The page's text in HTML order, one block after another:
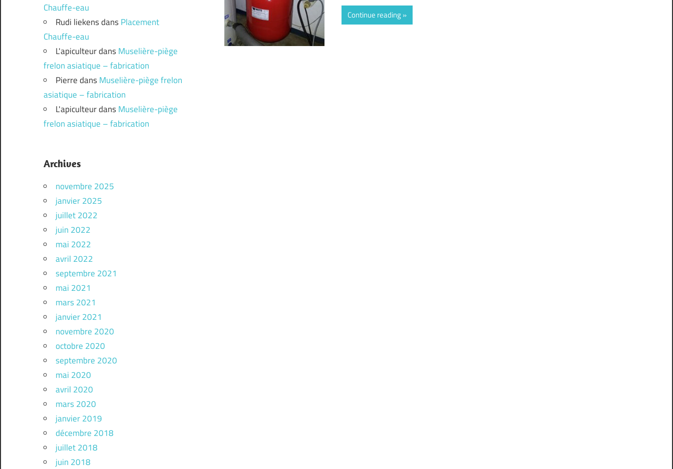
Continue reading
Chauffe-eau
Rudi liekensdansPlacement
Chauffe-eau
L'apiculteurdansMuselière-piège
frelon asiatique – fabrication
PierredansMuselière-piège frelon
asiatique – fabrication
L'apiculteurdansMuselière-piège
frelon asiatique – fabrication
Archives
novembre 2025
janvier 2025
juillet 2022
juin 2022
mai 2022
avril 2022
septembre 2021
mai 2021
mars 2021
janvier 2021
novembre 2020
octobre 2020
septembre 2020
mai 2020
avril 2020
mars 2020
janvier 2019
décembre 2018
juillet 2018
juin 2018